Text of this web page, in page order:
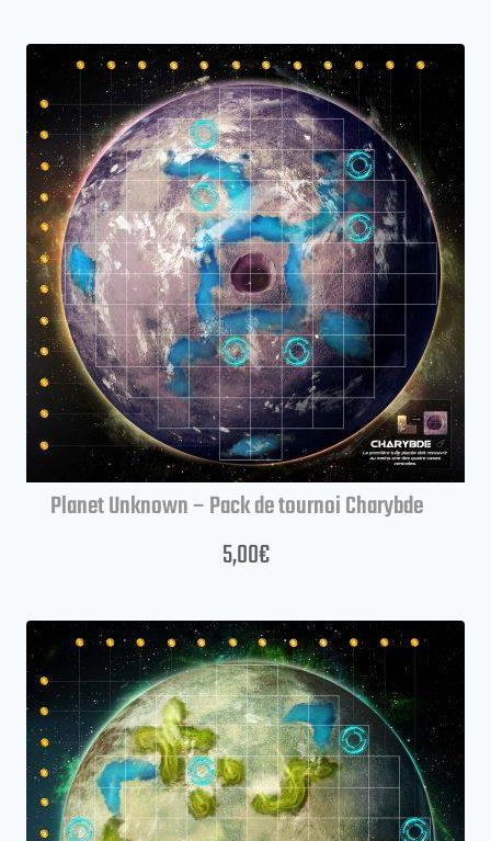
Planet Unknown – Pack de tournoi Charybde
5,00€